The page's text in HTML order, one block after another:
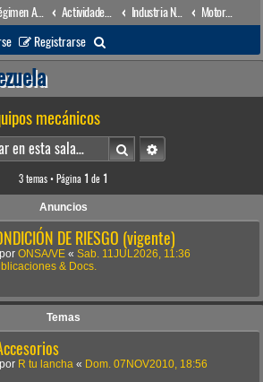
Régimen Acuático venezolano Actividades conexas Industria Naval
Motores marinos & equipos mecánicos
Registrarse
u
a
r
mecánicos
BuscarBúsqueda avanzada
3 temas • Página 1 de 1
Anuncios
DE RIESGO (vigente)
ONSA/VE « Sab. 11JUL2026, 11:36
& Docs.
Temas
R tu lancha « Dom. 07NOV2010, 18:56